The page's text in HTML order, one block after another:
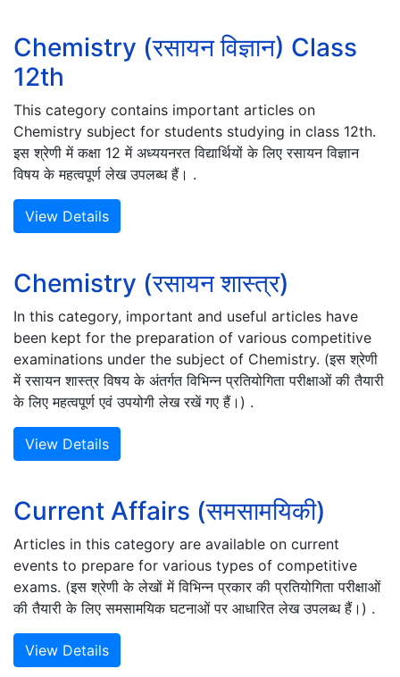
Chemistry (रसायन विज्ञान) Class
12th
This category contains important articles on
Chemistry subject for students studying in class 12th.
इस श्रेणी में कक्षा 12 में अध्ययनरत विद्यार्थियों के लिए रसायन विज्ञान
विषय के महत्वपूर्ण लेख उपलब्ध हैं। .
View Details
Chemistry (रसायन शास्त्र)
In this category, important and useful articles have
been kept for the preparation of various competitive
examinations under the subject of Chemistry. (इस श्रेणी
में रसायन शास्त्र विषय के अंतर्गत विभिन्न प्रतियोगिता परीक्षाओं की तैयारी
के लिए महत्वपूर्ण एवं उपयोगी लेख रखें गए हैं।) .
View Details
Current Affairs (समसामयिकी)
Articles in this category are available on current
events to prepare for various types of competitive
exams. (इस श्रेणी के लेखों में विभिन्न प्रकार की प्रतियोगिता परीक्षाओं
की तैयारी के लिए समसामयिक घटनाओं पर आधारित लेख उपलब्ध हैं।) .
View Details